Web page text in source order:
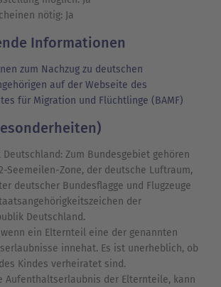
nötig: Ja
Informationen
zum Nachzug zu deutschen
auf der Webseite des
für Migration und Flüchtlinge (BAMF)
Deutschland: Zum Bundesgebiet gehören
Seemeilen-Zone, der deutsche Luftraum,
deutscher Bundesflagge und Flugzeuge
der
Deutschland.
wenn ein Elternteil eine der genannten
innehat. Es ist unerheblich, ob
Kindes verheiratet sind.
Aufenthaltserlaubnis der Elternteile, kann